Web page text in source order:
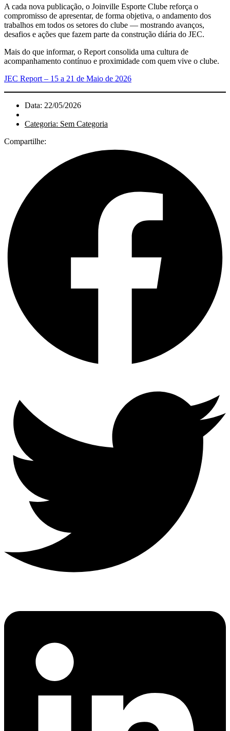
A cada nova publicação, o Joinville Esporte Clube reforça o
compromisso de apresentar, de forma objetiva, o andamento dos
trabalhos em todos os setores do clube — mostrando avanços,
desafios e ações que fazem parte da construção diária do JEC.
Mais do que informar, o Report consolida uma cultura de
acompanhamento contínuo e proximidade com quem vive o clube.
JEC Report – 15 a 21 de Maio de 2026
Data: 22/05/2026
Categoria: Sem Categoria
Compartilhe: